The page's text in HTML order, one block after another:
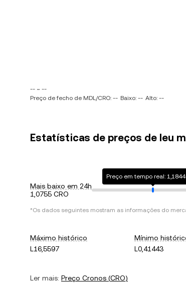
-- ~ --
Preço de fecho de MDL/CRO: -- Baixo: -- Alto: --
Estatísticas de preços de leu
Mais baixo em 24h
1,0755 CRO
Preço em tempo real: 1,1844
*Os dados seguintes mostram as informações do
Máximo histórico
L16,5597
Mínimo
L0,41443
Ler mais: Preço Cronos (CRO)